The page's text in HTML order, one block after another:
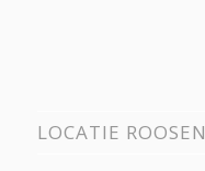
LOCATIE